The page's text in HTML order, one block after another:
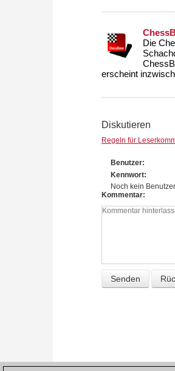
Die
erscheint
Diskutieren
Regeln für
Benutzer
Kennwort
Noch kein
Kommentar